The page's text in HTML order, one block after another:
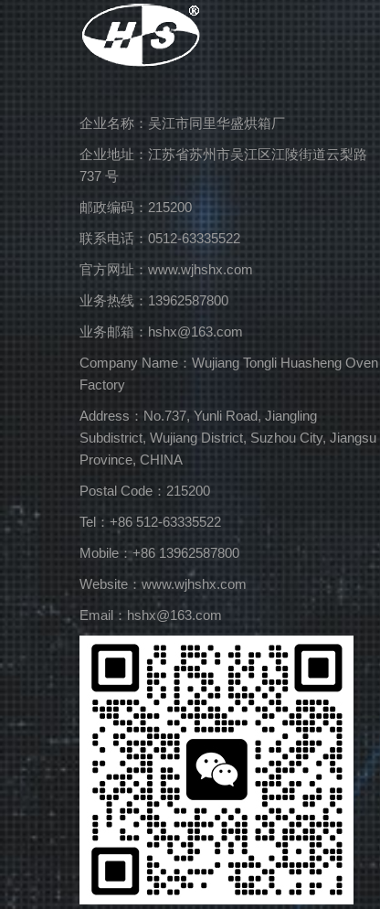
企业名称：吴江市同里华盛烘箱厂
企业地址：江苏省苏州市吴江区江陵街道云梨路
737 号
邮政编码：215200
联系电话：0512-63335522
官方网址：www.wjhshx.com
业务热线：13962587800
业务邮箱：hshx@163.com
Company Name：Wujiang Tongli Huasheng Oven
Factory
Address：No.737, Yunli Road, Jiangling
Subdistrict, Wujiang District, Suzhou City, Jiangsu
Province, CHINA
Postal Code：215200
Tel：+86 512-63335522
Mobile：+86 13962587800
Website：www.wjhshx.com
Email：hshx@163.com